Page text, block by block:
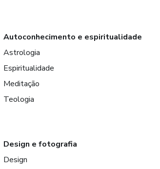
Autoconhecimento e espiritualidade
Astrologia
Espiritualidade
Meditação
Teologia
Design e fotografia
Design